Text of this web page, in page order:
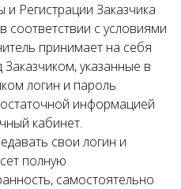
Регистрации Заказчика
с условиями
принимает на себя
указанные в
логин и пароль
информацией
кабинет.
свои логин и
полную
самостоятельно